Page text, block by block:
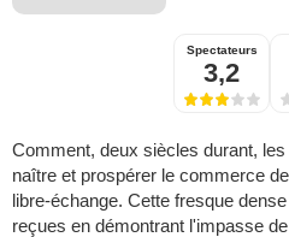
Spectateurs
3,2
Comment, deux siècles durant,
naître et prospérer le commerce
libre-échange. Cette fresque
reçues en démontrant l'impasse